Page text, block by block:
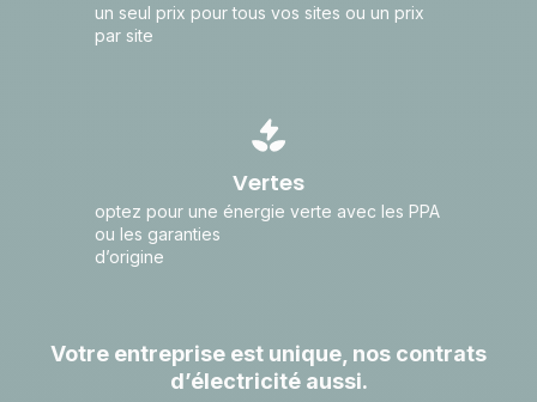
un seul prix pour tous vos sites ou un prix
par site
Vertes
optez pour une énergie verte avec les PPA
ou les garanties
d’origine
Votre entreprise est unique, nos contrats
d’électricité aussi.